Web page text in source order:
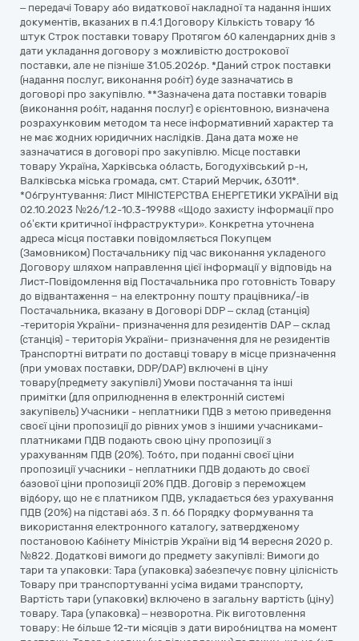
– передачі Товару або видаткової накладної та надання інших
документів, вказаних в п.4.1 Договору Кількість товару 16
штук Строк поставки товару Протягом 60 календарних днів з
дати укладання договору з можливістю дострокової
поставки, але не пізніше 31.05.2026р. *Даний строк поставки
(надання послуг, виконання робіт) буде зазначатись в
договорі про закупівлю. **Зазначена дата поставки товарів
(виконання робіт, надання послуг) є орієнтовною, визначена
розрахунковим методом та несе інформативний характер та
не має жодних юридичних наслідків. Дана дата може не
зазначатися в договорі про закупівлю. Місце поставки
товару Україна, Харківська область, Богодухівський р-н,
Валківська міська громада, смт. Старий Мерчик, 63011*.
*Обгрунтування: Лист МІНІСТЕРСТВА ЕНЕРГЕТИКИ УКРАЇНИ від
02.10.2023 №26/1.2-10.3-19988 «Щодо захисту інформації про
об’єкти критичної інфраструктури». Конкретна уточнена
адреса місця поставки повідомляється Покупцем
(Замовником) Постачальнику під час виконання укладеного
Договору шляхом направлення цієї інформації у відповідь на
Лист-Повідомлення від Постачальника про готовність Товару
до відвантаження − на електронну пошту працівника/-ів
Постачальника, вказану в Договорі DDP – склад (станція)
-територія України- призначення для резидентів DAP – склад
(станція) - територія України- призначення для не резидентів
Транспортні витрати по доставці товару в місце призначення
(при умовах поставки, DDP/DAP) включені в ціну
товару(предмету закупівлі) Умови постачання та інші
примітки (для оприлюднення в електронній системі
закупівель) Учасники - неплатники ПДВ з метою приведення
своєї ціни пропозиції до рівних умов з іншими учасниками-
платниками ПДВ подають свою ціну пропозиції з
урахуванням ПДВ (20%). Тобто, при поданні своєї ціни
пропозиції учасники - неплатники ПДВ додають до своєї
базової ціни пропозиції 20% ПДВ. Договір з переможцем
відбору, що не є платником ПДВ, укладається без урахування
ПДВ (20%) на підставі абз. 3 п. 66 Порядку формування та
використання електронного каталогу, затвердженому
постановою Кабінету Міністрів України від 14 вересня 2020 р.
№822. Додаткові вимоги до предмету закупівлі: Вимоги до
тари та упаковки: Тара (упаковка) забезпечує повну цілісність
Товару при транспортуванні усіма видами транспорту,
Вартість тари (упаковки) включено в загальну вартість (ціну)
товару. Тара (упаковка) – незворотна. Рік виготовлення
товару: Не більше 12-ти місяців з дати виробництва на момент